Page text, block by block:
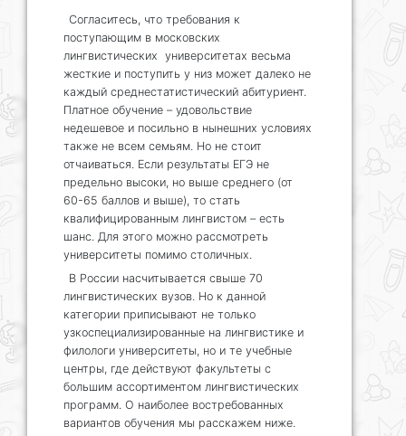
Согласитесь, что требования к
поступающим в московских
лингвистических университетах весьма
жесткие и поступить у низ может далеко не
каждый среднестатистический абитуриент.
Платное обучение – удовольствие
недешевое и посильно в нынешних условиях
также не всем семьям. Но не стоит
отчаиваться. Если результаты ЕГЭ не
предельно высоки, но выше среднего (от
60-65 баллов и выше), то стать
квалифицированным лингвистом – есть
шанс. Для этого можно рассмотреть
университеты помимо столичных.
В России насчитывается свыше 70
лингвистических вузов. Но к данной
категории приписывают не только
узкоспециализированные на лингвистике и
филологи университеты, но и те учебные
центры, где действуют факультеты с
большим ассортиментом лингвистических
программ. О наиболее востребованных
вариантов обучения мы расскажем ниже.